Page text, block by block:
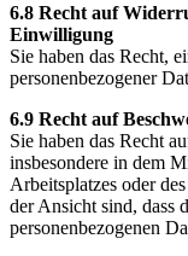
6.8 Recht auf
Einwilligung
Sie haben das Recht,
personenbezogener
6.9 Recht auf
Sie haben das Recht
insbesondere in dem
Arbeitsplatzes oder
der Ansicht sind, dass
personenbezogenen